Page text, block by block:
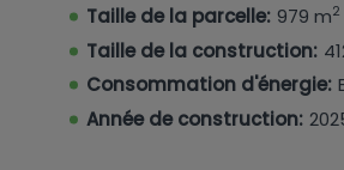
Taille de la parcelle: 979 m2
Taille de la construction:
Consommation d'énergie:
Année de construction: